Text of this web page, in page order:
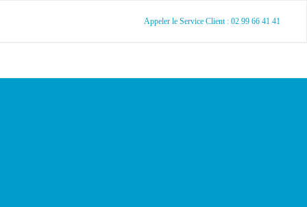
Appeler le Service Client : 02 99 66 41 41